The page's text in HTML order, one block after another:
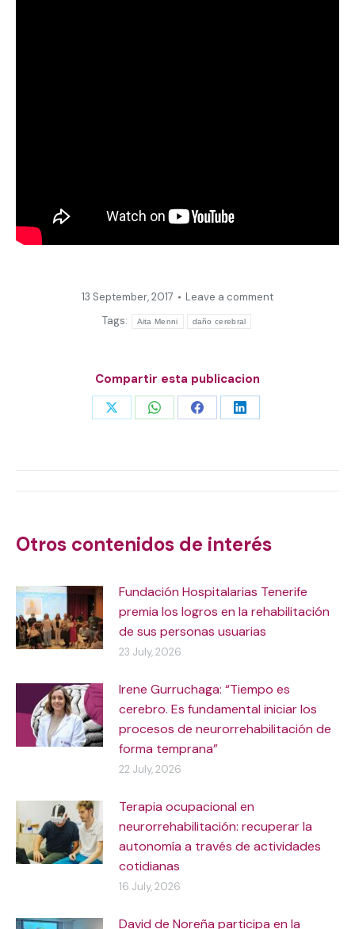
13 September, 2017
Leave a comment
Tags:
Aita Menni daño cerebral
Compartir esta publicacion
Share Share Share Share
Otros contenidos de interés
Fundación Hospitalarias Tenerife
premia los logros en la rehabilitación
de sus personas usuarias
23 July, 2026
Irene Gurruchaga: “Tiempo es
cerebro. Es fundamental iniciar los
procesos de neurorrehabilitación de
forma temprana”
22 July, 2026
Terapia ocupacional en
neurorrehabilitación: recuperar la
autonomía a través de actividades
cotidianas
16 July, 2026
David de Noreña participa en la